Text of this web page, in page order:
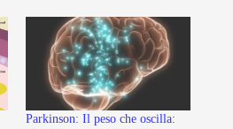
Parkinson: Il peso che oscilla: